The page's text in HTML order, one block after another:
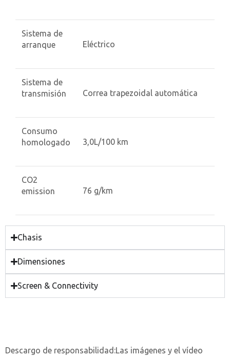
Sistema de
arranque
Eléctrico
Sistema de
transmisión
Correa trapezoidal automática
Consumo
homologado
3,0L/100 km
CO2
emission
76 g/km
Chasis
Dimensiones
Screen & Connectivity
Descargo de responsabilidad:Las imágenes y el vídeo